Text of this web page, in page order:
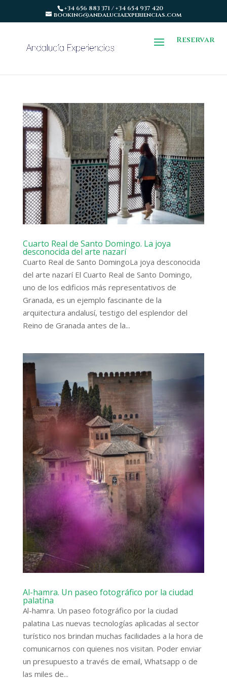
+34 656 883 371 / +34 654 937 420
booking@andaluciaexperiencias.com
Reservar
Cuarto Real de Santo Domingo. La joya
desconocida del arte nazarí
Cuarto Real de Santo DomingoLa joya desconocida
del arte nazarí El Cuarto Real de Santo Domingo,
uno de los edificios más representativos de
Granada, es un ejemplo fascinante de la
arquitectura andalusí, testigo del esplendor del
Reino de Granada antes de la...
Al-hamra. Un paseo fotográfico por la ciudad
palatina
Al-hamra. Un paseo fotográfico por la ciudad
palatina Las nuevas tecnologías aplicadas al sector
turístico nos brindan muchas facilidades a la hora de
comunicarnos con quienes nos visitan. Poder enviar
un presupuesto a través de email, Whatsapp o de
las miles de...